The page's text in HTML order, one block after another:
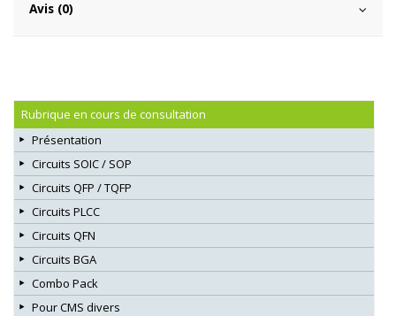
Avis (0)
Rubrique en cours de consultation
Présentation
Circuits SOIC / SOP
Circuits QFP / TQFP
Circuits PLCC
Circuits QFN
Circuits BGA
Combo Pack
Pour CMS divers